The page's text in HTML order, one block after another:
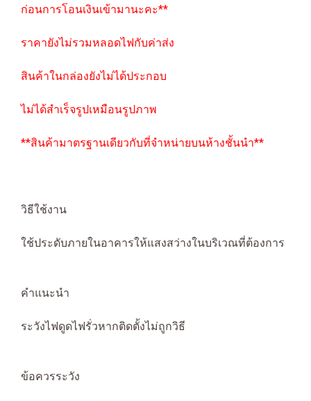
ก่อนการโอนเงินเข้ามานะคะ**
ราคายังไม่รวมหลอดไฟกับค่าส่ง
สินค้าในกล่องยังไม่ได้ประกอบ
ไม่ได้สำเร็จรูปเหมือนรูปภาพ
**สินค้ามาตรฐานเดียวกับที่จำหน่ายบนห้างชั้นนำ**
วิธีใช้งาน
ใช้ประดับภายในอาคารให้แสงสว่างในบริเวณที่ต้องการ
คำแนะนำ
ระวังไฟดูดไฟรั่วหากติดตั้งไม่ถูกวิธี
ข้อควรระวัง